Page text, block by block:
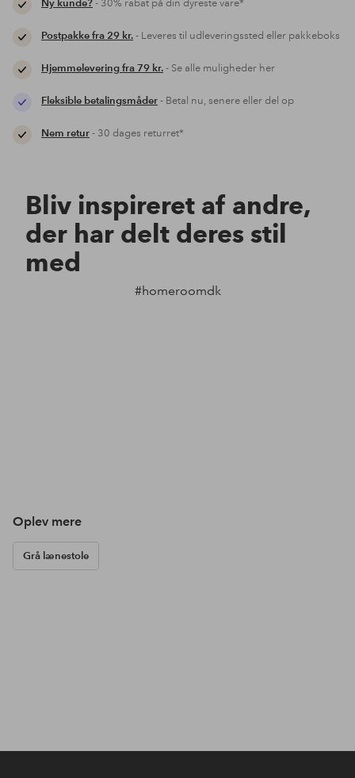
Ny kunde?- 30% rabat på din dyreste vare*
Postpakke fra 29 kr.- Leveres til udleveringssted eller pakkeboks
Hjemmelevering fra 79 kr.- Se alle muligheder her
Fleksible betalingsmåder- Betal nu, senere eller del op
Nem retur- 30 dages returret*
Bliv inspireret af andre,
der har delt deres stil
med
#homeroomdk
Oplev mere
Grå lænestole